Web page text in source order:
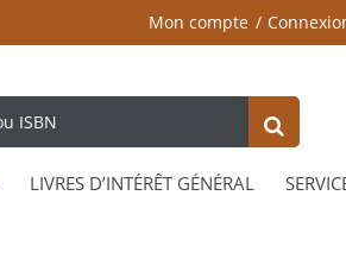
Mon compte
LIVRES D’INTÉRÊT GÉNÉRAL